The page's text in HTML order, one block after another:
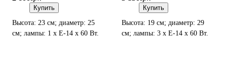
Купить
Высота: 23 см; диаметр: 25
см; лампы: 1 х Е-14 х 60 Вт.
Купить
Высота: 19 см; диаметр: 29
см; лампы: 3 х Е-14 х 60 Вт.